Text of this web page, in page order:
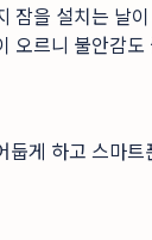
잠을 설치는 날
오르니 불안감
게 하고 스마